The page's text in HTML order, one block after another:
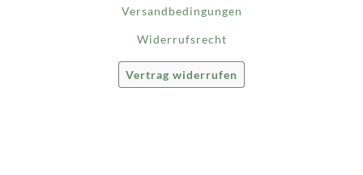
Versandbedingungen
Widerrufsrecht
Vertrag widerrufen